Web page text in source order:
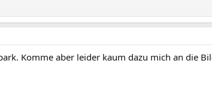
Komme aber leider kaum dazu mich an die